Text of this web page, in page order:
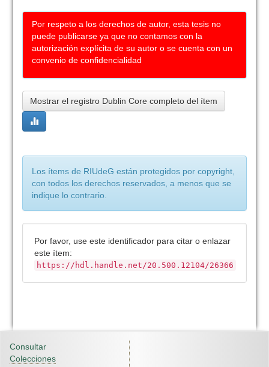
Por respeto a los derechos de autor, esta tesis no
puede publicarse ya que no contamos con la
autorización explícita de su autor o se cuenta con un
convenio de confidencialidad
Mostrar el registro Dublin Core completo del ítem
Los ítems de RIUdeG están protegidos por copyright,
con todos los derechos reservados, a menos que se
indique lo contrario.
Por favor, use este identificador para citar o enlazar
este ítem:
https://hdl.handle.net/20.500.12104/26366
Consultar
Colecciones